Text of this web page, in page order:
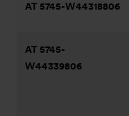
AT 5745-W44318806
AT 5745-
W44339806